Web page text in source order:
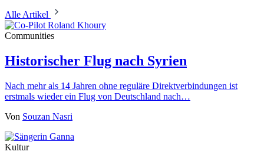
Alle Artikel
Communities
Historischer Flug nach Syrien
Nach mehr als 14 Jahren ohne reguläre Direktverbindungen ist
erstmals wieder ein Flug von Deutschland nach…
Von Souzan Nasri
Kultur